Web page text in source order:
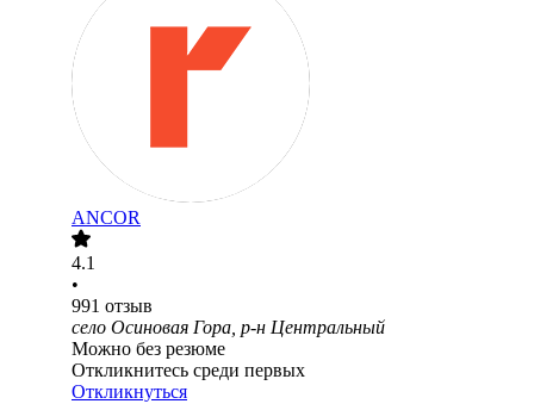
ANCOR
4.1
•
991 отзыв
село Осиновая Гора, р-н Центральный
Можно без резюме
Откликнитесь среди первых
Откликнуться